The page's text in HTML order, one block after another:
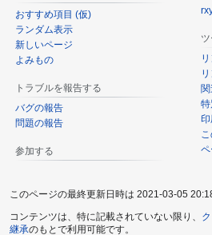
おすすめ項目 (仮)
ランダム表示
新しいページ
よみもの
トラブルを報告する
バグの報告
問題の報告
参加する
このページの最終更新日時は 2021-03-05
コンテンツは、特に記載されていない限り、
継承のもとで利用可能です。